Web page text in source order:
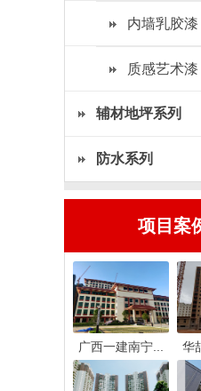
内墙乳胶漆
质感艺术漆
辅材地坪系列
防水系列
项目案
广西一建南宁... 华